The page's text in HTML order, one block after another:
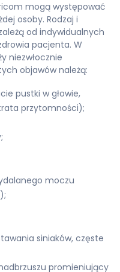
mogą występować
osoby. Rodzaj i
od indywidualnych
pacjenta. W
niezwłocznie
objawów należą:
pustki w głowie,
przytomności);
moczu
siniaków, częste
promieniujący